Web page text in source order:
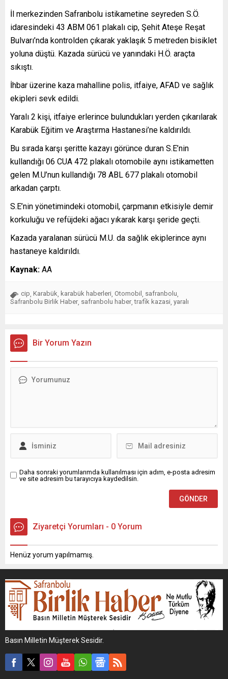
İl merkezinden Safranbolu istikametine seyreden S.Ö.
idaresindeki 43 ABM 061 plakalı cip, Şehit Ateşe Reşat
Bulvarı’nda kontrolden çıkarak yaklaşık 5 metreden bisiklet
yoluna düştü. Kazada sürücü ve yanındaki H.Ö. araçta
sıkıştı.
İhbar üzerine kaza mahalline polis, itfaiye, AFAD ve sağlık
ekipleri sevk edildi.
Yaralı 2 kişi, itfaiye erlerince bulundukları yerden çıkarılarak
Karabük Eğitim ve Araştırma Hastanesi’ne kaldırıldı.
Bu sırada karşı şeritte kazayı görünce duran S.E’nin
kullandığı 06 CUA 472 plakalı otomobile aynı istikametten
gelen M.U’nun kullandığı 78 ABL 677 plakalı otomobil
arkadan çarptı.
S.E’nin yönetimindeki otomobil, çarpmanın etkisiyle demir
korkuluğu ve refüjdeki ağacı yıkarak karşı şeride geçti.
Kazada yaralanan sürücü M.U. da sağlık ekiplerince aynı
hastaneye kaldırıldı.
Kaynak: AA
cip Karabük karabük haberleri Otomobil safranbolu
Safranbolu Birlik Haber safranbolu haber ,trafi̇k kazasi yaralı
Bir Yorum Yazın
Daha sonraki yorumlarımda kullanılması için adım, e-posta adresim
ve site adresim bu tarayıcıya kaydedilsin.
Ziyaretçi Yorumları - 0 Yorum
Henüz yorum yapılmamış.
Basın Milletin Müşterek Sesidir.